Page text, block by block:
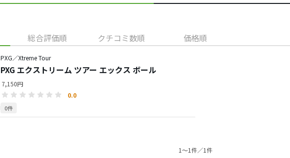
総合評価順 クチコミ数順 価格順
PXG／Xtreme Tour
PXG エクストリーム ツアー エックス ボール
7,150円
0.0
0件
1〜1件／1件